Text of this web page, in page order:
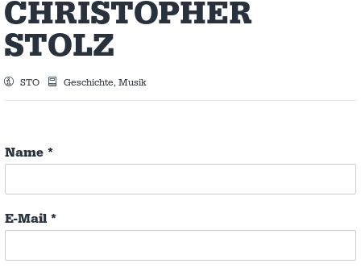
CHRISTOPHER
STOLZ
STO Geschichte, Musik
Name *
E-Mail *